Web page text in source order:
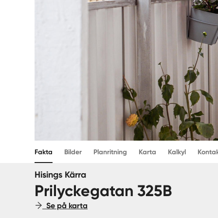
Fakta Bilder Planritning Karta Kalkyl
Hisings Kärra
Prilyckegatan 325B
Se på karta